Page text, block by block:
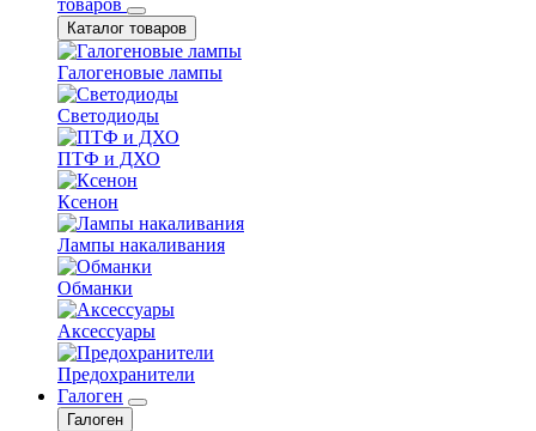
товаров
Каталог товаров
Галогеновые лампы
Светодиоды
ПТФ и ДХО
Ксенон
Лампы накаливания
Обманки
Аксессуары
Предохранители
Галоген
Галоген